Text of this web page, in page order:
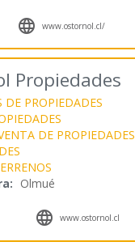
 www.ostornol.cl/
Propiedades
DE PROPIEDADES
DE PROPIEDADES
Olmué
 www.ostornol.cl